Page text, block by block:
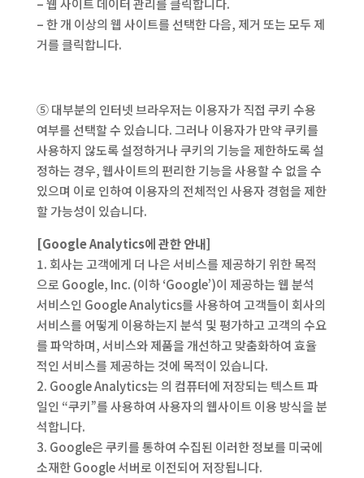
– 웹 사이트 데이터 관리를 클릭합니다.
– 한 개 이상의 웹 사이트를 선택한 다음, 제거 또는 모두 제
거를 클릭합니다.
⑤ 대부분의 인터넷 브라우저는 이용자가 직접 쿠키 수용
여부를 선택할 수 있습니다. 그러나 이용자가 만약 쿠키를
사용하지 않도록 설정하거나 쿠키의 기능을 제한하도록 설
정하는 경우, 웹사이트의 편리한 기능을 사용할 수 없을 수
있으며 이로 인하여 이용자의 전체적인 사용자 경험을 제한
할 가능성이 있습니다.
[Google Analytics에 관한 안내]
1. 회사는 고객에게 더 나은 서비스를 제공하기 위한 목적
으로 Google, Inc. (이하 ‘Google’)이 제공하는 웹 분석
서비스인 Google Analytics를 사용하여 고객들이 회사의
서비스를 어떻게 이용하는지 분석 및 평가하고 고객의 수요
를 파악하며, 서비스와 제품을 개선하고 맞춤화하여 효율
적인 서비스를 제공하는 것에 목적이 있습니다.
2. Google Analytics는 의 컴퓨터에 저장되는 텍스트 파
일인 “쿠키”를 사용하여 사용자의 웹사이트 이용 방식을 분
석합니다.
3. Google은 쿠키를 통하여 수집된 이러한 정보를 미국에
소재한 Google 서버로 이전되어 저장됩니다.